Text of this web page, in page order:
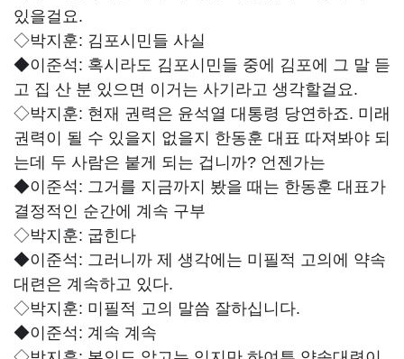
있을걸요.
◇박지훈: 김포시민들 사실
◆이준석: 혹시라도 김포시민들 중에 김포에 그 말 듣
고 집 산 분 있으면 이거는 사기라고 생각할걸요.
◇박지훈: 현재 권력은 윤석열 대통령 당연하죠. 미래
권력이 될 수 있을지 없을지 한동훈 대표 따져봐야 되
는데 두 사람은 붙게 되는 겁니까? 언젠가는
◆이준석: 그거를 지금까지 봤을 때는 한동훈 대표가
결정적인 순간에 계속 구부
◇박지훈: 굽힌다
◆이준석: 그러니까 제 생각에는 미필적 고의에 약속
대련은 계속하고 있다.
◇박지훈: 미필적 고의 말씀 잘하십니다.
◆이준석: 계속 계속